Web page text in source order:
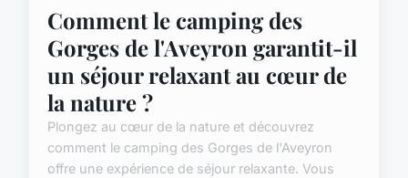
Comment le camping des
Gorges de l'Aveyron garantit-il
un séjour relaxant au cœur de
la nature ?
Plongez au cœur de la nature et découvrez
comment le camping des Gorges de l'Aveyron
offre une expérience de séjour relaxante. Vous